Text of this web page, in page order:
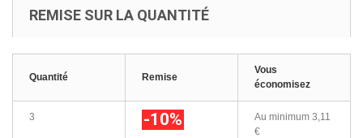
REMISE SUR LA QUANTITÉ
Quantité Remise
Vous
économisez
3 -10% Au minimum 3,11
€